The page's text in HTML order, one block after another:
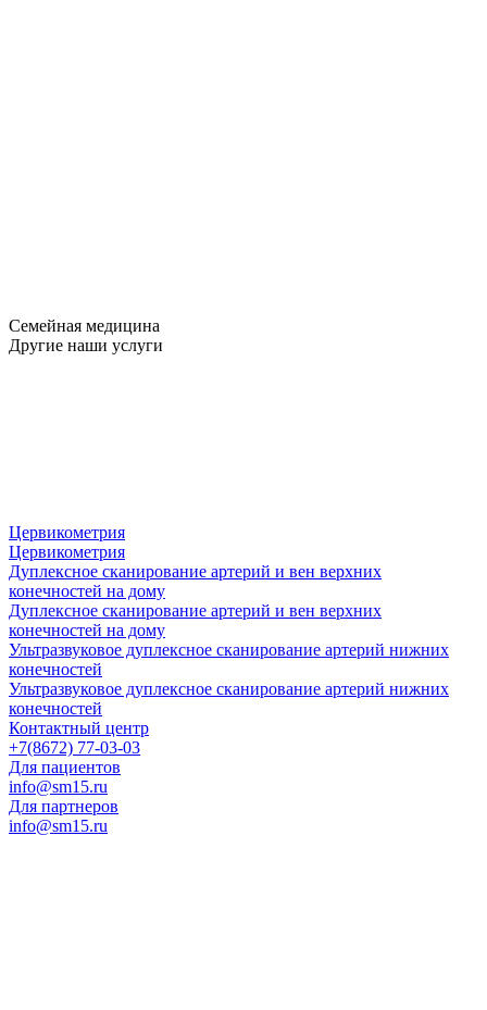
Семейная медицина
Другие наши услуги
Цервикометрия
Цервикометрия
Дуплексное сканирование артерий и вен верхних
конечностей на дому
Дуплексное сканирование артерий и вен верхних
конечностей на дому
Ультразвуковое дуплексное сканирование артерий нижних
конечностей
Ультразвуковое дуплексное сканирование артерий нижних
конечностей
Контактный центр
+7(8672) 77-03-03
Для пациентов
info@sm15.ru
Для партнеров
info@sm15.ru